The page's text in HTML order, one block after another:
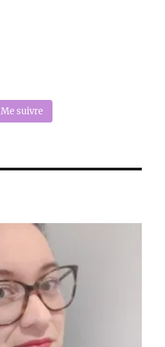
Me suivre